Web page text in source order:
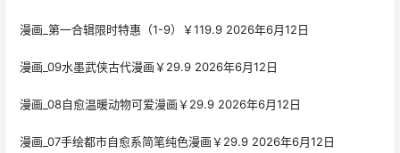
漫画_第一合辑限时特惠（1-9）￥119.9 2026年6月12日
漫画_09水墨武侠古代漫画￥29.9 2026年6月12日
漫画_08自愈温暖动物可爱漫画￥29.9 2026年6月12日
漫画_07手绘都市自愈系简笔纯色漫画￥29.9 2026年6月12日